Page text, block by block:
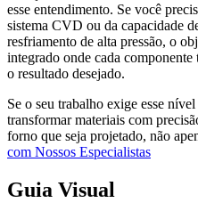
esse entendimento. Se você
sistema CVD ou da capacidade
resfriamento de alta pressão, o
integrado onde cada
o resultado desejado.
Se o seu trabalho exige esse
transformar materiais com
forno que seja projetado, não
com Nossos Especialistas
Guia Visual